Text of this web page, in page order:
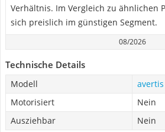
Verhältnis. Im Vergleich zu ähnlichen
sich preislich im günstigen Segment.
08/2026
Technische Details
Modell
Motorisiert
Nein
Ausziehbar
Nein